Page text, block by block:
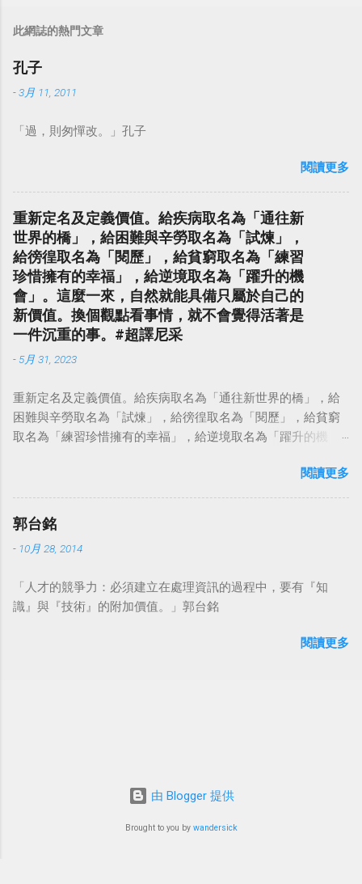
此網誌的熱門文章
孔子
-3月 11, 2011
「過，則匆憚改。」孔子
閱讀更多
重新定名及定義價值。給疾病取名為「通往新
世界的橋」，給困難與辛勞取名為「試煉」，
給徬徨取名為「閱歷」，給貧窮取名為「練習
珍惜擁有的幸福」，給逆境取名為「躍升的機
會」。這麼一來，自然就能具備只屬於自己的
新價值。換個觀點看事情，就不會覺得活著是
一件沉重的事。#超譯尼采
- 5月 31, 2023
重新定名及定義價值。給疾病取名為「通往新世界的橋」，給
困難與辛勞取名為「試煉」，給徬徨取名為「閱歷」，給貧窮
取名為「練習珍惜擁有的幸福」，給逆境取名為「躍升的機
點看事情，就不會覺得活著是一件沉重的事。#超譯尼采 — 中
華名言 - Chinese Quotes (@chinese_quotes) May 23, 2023
閱讀更多
郭台銘
- 10月 28, 2014
「人才的競爭力：必須建立在處理資訊的過程中，要有『知
識』與『技術』的附加價值。」郭台銘
閱讀更多
由 Blogger 提供
Brought to you by wandersick